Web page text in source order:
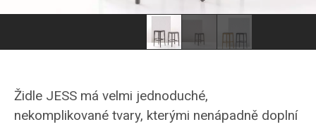
Židle JESS má velmi jednoduché,
nekomplikované tvary, kterými nenápadně doplní